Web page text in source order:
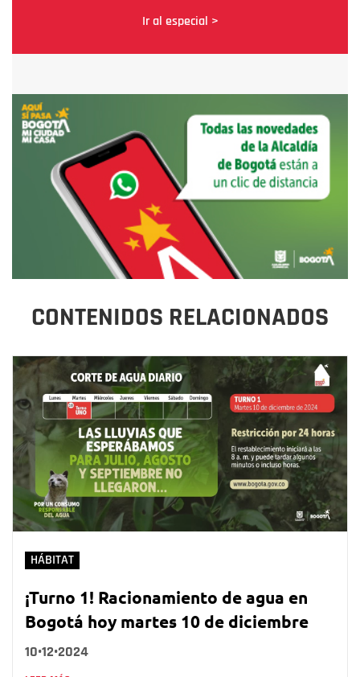
Ir al especial >
CONTENIDOS RELACIONADOS
HÁBITAT
¡Turno 1! Racionamiento de agua en
Bogotá hoy martes 10 de diciembre
10•12•2024